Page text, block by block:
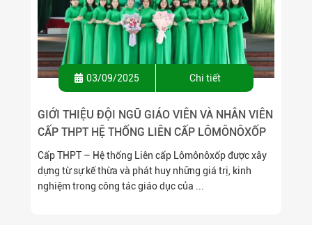
03/09/2025 Chi tiết
GIỚI THIỆU ĐỘI NGŨ GIÁO VIÊN VÀ NHÂN VIÊN
CẤP THPT HỆ THỐNG LIÊN CẤP LÔMÔNÔXỐP
Cấp THPT – Hệ thống Liên cấp Lômônôxốp được xây
dựng từ sự kế thừa và phát huy những giá trị, kinh
nghiệm trong công tác giáo dục của ...